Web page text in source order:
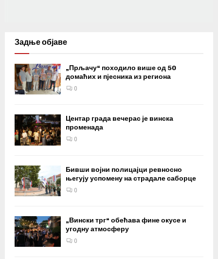
Задње објаве
„Прљачу“ походило више од 50
домаћих и пјесника из региона
0
Центар града вечерас је винска
променада
0
Бивши војни полицајци ревносно
његују успомену на страдале саборце
0
„Вински трг“ обећава фине окусе и
угодну атмосферу
0